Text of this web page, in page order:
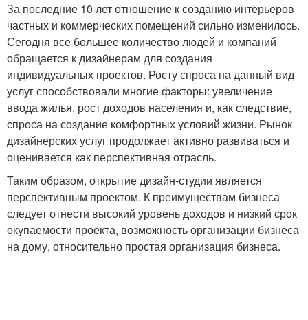
За последние 10 лет отношение к созданию интерьеров
частных и коммерческих помещений сильно изменилось.
Сегодня все большее количество людей и компаний
обращается к дизайнерам для создания
индивидуальных проектов. Росту спроса на данный вид
услуг способствовали многие факторы: увеличение
ввода жилья, рост доходов населения и, как следствие,
спроса на создание комфортных условий жизни. Рынок
дизайнерских услуг продолжает активно развиваться и
оценивается как перспективная отрасль.
Таким образом, открытие дизайн-студии является
перспективным проектом. К преимуществам бизнеса
следует отнести высокий уровень доходов и низкий срок
окупаемости проекта, возможность организации бизнеса
на дому, относительно простая организация бизнеса.